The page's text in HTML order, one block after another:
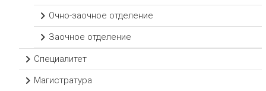
Очно-заочное отделение
Заочное отделение
Специалитет
Магистратура